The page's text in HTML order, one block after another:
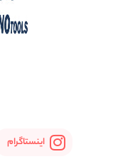
اینستاگرام